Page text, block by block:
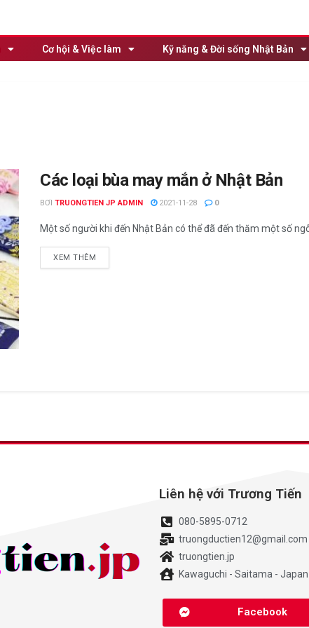
Cơ hội & Việc làm Kỹ năng & Đời sống Nhật Bản
Các loại bùa may mắn ở Nhật Bản
BƠI TRUONGTIEN JP ADMIN 2021-11-28 0
Một số người khi đến Nhật Bản có thể đã đến thăm một số
XEM THÊM
Liên hệ với Trương Tiến
080-5895-0712
truongductien12@gmail.com
truongtien.jp
Kawaguchi - Saitama - Japan
Facebook